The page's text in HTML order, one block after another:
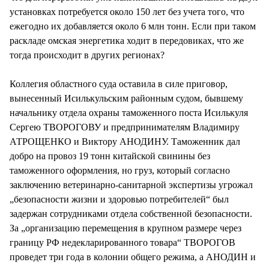
установках потребуется около 150 лет без учета того, что
ежегодно их добавляется около 6 млн тонн. Если при таком
раскладе омская энергетика ходит в передовиках, что же
тогда происходит в других регионах?
Коллегия областного суда оставила в силе приговор,
вынесенный Исилькульским районным судом, бывшему
начальнику отдела охраны таможенного поста Исилькуля
Сергею ТВОРОГОВУ и предпринимателям Владимиру
АТРОЩЕНКО и Виктору АНОДИНУ. Таможенник дал
добро на провоз 19 тонн китайской свинины без
таможенного оформления, но груз, который согласно
заключению ветеринарно-санитарной экспертизы угрожал
„безопасности жизни и здоровью потребителей“ был
задержан сотрудниками отдела собственной безопасности.
За „организацию перемещения в крупном размере через
границу РФ недекларированного товара“ ТВОРОГОВ
проведет три года в колонии общего режима, а АНОДИН и